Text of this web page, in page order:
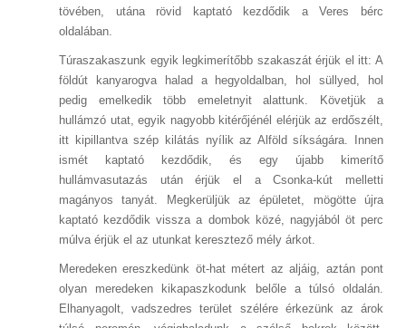
tövében, utána rövid kaptató kezdődik a Veres bérc
oldalában.
Túraszakaszunk egyik legkimerítőbb szakaszát érjük el itt: A
földút kanyarogva halad a hegyoldalban, hol süllyed, hol
pedig emelkedik több emeletnyit alattunk. Követjük a
hullámzó utat, egyik nagyobb kitérőjénél elérjük az erdőszélt,
itt kipillantva szép kilátás nyílik az Alföld síkságára. Innen
ismét kaptató kezdődik, és egy újabb kimerítő
hullámvasutazás után érjük el a Csonka-kút melletti
magányos tanyát. Megkerüljük az épületet, mögötte újra
kaptató kezdődik vissza a dombok közé, nagyjából öt perc
múlva érjük el az utunkat keresztező mély árkot.
Meredeken ereszkedünk öt-hat métert az aljáig, aztán pont
olyan meredeken kikapaszkodunk belőle a túlsó oldalán.
Elhanyagolt, vadszedres terület szélére érkezünk az árok